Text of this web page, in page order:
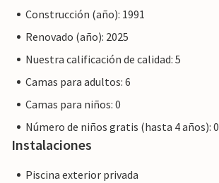
Construcción (año): 1991
Renovado (año): 2025
Nuestra calificación de calidad: 5
Camas para adultos: 6
Camas para niños: 0
Número de niños gratis (hasta 4 años): 0
Instalaciones
Piscina exterior privada